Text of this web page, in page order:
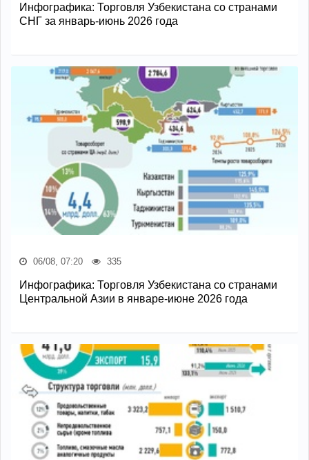
Инфографика: Торговля Узбекистана со странами
СНГ за январь-июнь 2026 года
06/08, 07:20 335
Инфографика: Торговля Узбекистана со странами
Центральной Азии в январе-июне 2026 года